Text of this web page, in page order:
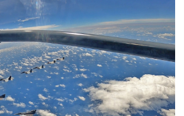
A
LA
NAVEGACIÓN